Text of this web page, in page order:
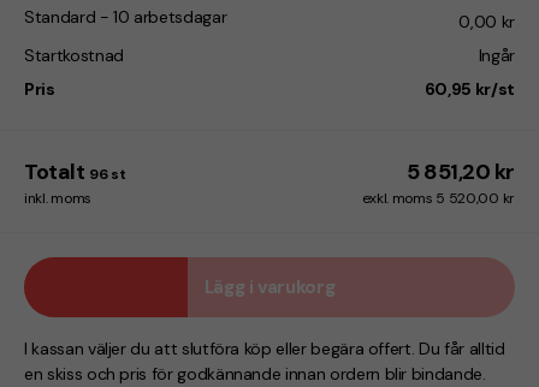
Standard - 10 arbetsdagar
0,00 kr
Startkostnad
Ingår
Pris
60,95 kr/st
Totalt 96 st 5 851,20 kr
inkl. moms exkl. moms 5 520,00 kr
Lägg i varukorg
I kassan väljer du att slutföra köp eller begära offert. Du får alltid
en skiss och pris för godkännande innan ordern blir bindande.